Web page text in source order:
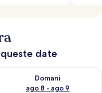
date
ago 7 - ago 8
Domani
ago 8 - ago 9
la disponibilità per